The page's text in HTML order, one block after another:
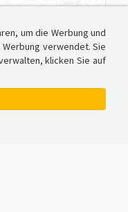
um die Werbung und
verwendet. Sie
klicken Sie auf